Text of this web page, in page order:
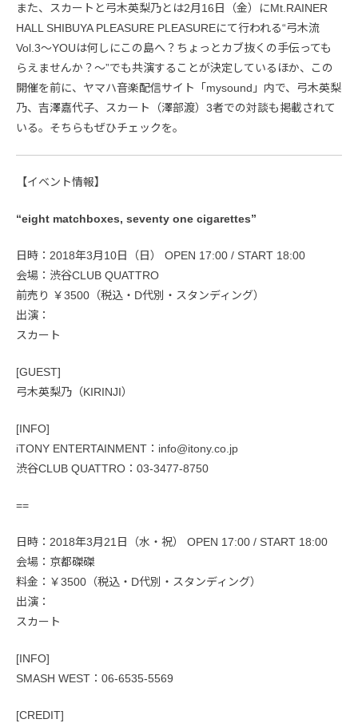
また、スカートと弓木英梨乃とは2月16日（金）にMt.RAINER
HALL SHIBUYA PLEASURE PLEASUREにて行われる“弓木流
Vol.3〜YOUは何しにこの島へ？ちょっとカブ抜くの手伝っても
らえませんか？〜”でも共演することが決定しているほか、この
開催を前に、ヤマハ音楽配信サイト「mysound」内で、弓木英梨
乃、吉澤嘉代子、スカート（澤部渡）3者での対談も掲載されて
いる。そちらもぜひチェックを。
【イベント情報】
“eight matchboxes, seventy one cigarettes”
日時：2018年3月10日（日） OPEN 17:00 / START 18:00
会場：渋谷CLUB QUATTRO
前売り ￥3500（税込・D代別・スタンディング）
出演：
スカート
[GUEST]
弓木英梨乃（KIRINJI）
[INFO]
iTONY ENTERTAINMENT：info@itony.co.jp
渋谷CLUB QUATTRO：03-3477-8750
==
日時：2018年3月21日（水・祝） OPEN 17:00 / START 18:00
会場：京都磔磔
料金：￥3500（税込・D代別・スタンディング）
出演：
スカート
[INFO]
SMASH WEST：06-6535-5569
[CREDIT]